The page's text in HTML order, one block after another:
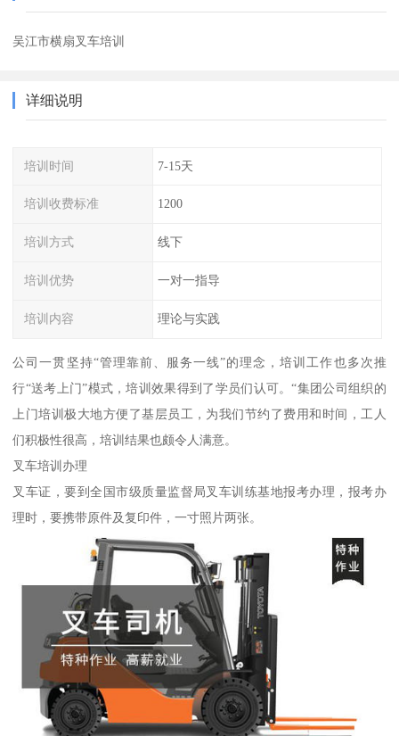
吴江市横扇叉车培训
详细说明
培训时间 7-15天
培训收费标准 1200
培训方式 线下
培训优势 一对一指导
培训内容 理论与实践
公司一贯坚持“管理靠前、服务一线”的理念，培训工作也多次推
行“送考上门”模式，培训效果得到了学员们认可。“集团公司组织的
上门培训极大地方便了基层员工，为我们节约了费用和时间，工人
们积极性很高，培训结果也颇令人满意。
叉车培训办理
叉车证，要到全国市级质量监督局叉车训练基地报考办理，报考办
理时，要携带原件及复印件，一寸照片两张。